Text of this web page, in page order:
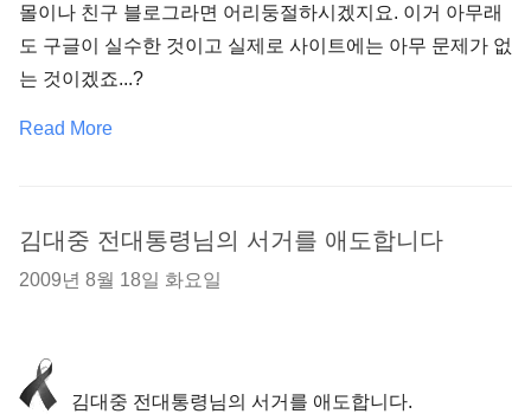
몰이나 친구 블로그라면 어리둥절하시겠지요. 이거 아무래
도 구글이 실수한 것이고 실제로 사이트에는 아무 문제가 없
는 것이겠죠...?
Read More
김대중 전대통령님의 서거를 애도합니다
2009년 8월 18일 화요일
김대중 전대통령님의 서거를 애도합니다.